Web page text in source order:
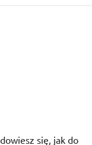
się, jak do